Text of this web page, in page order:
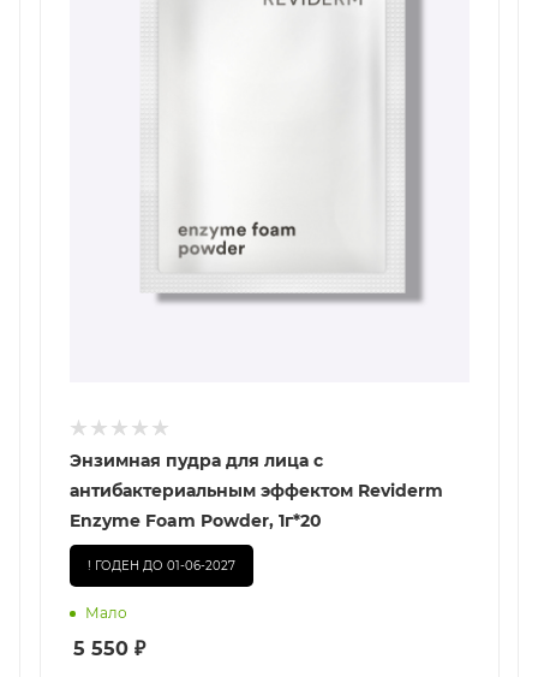
Энзимная пудра для лица с
антибактериальным эффектом Reviderm
Enzyme Foam Powder, 1г*20
! ГОДЕН ДО 01-06-2027
Мало
5 550 ₽